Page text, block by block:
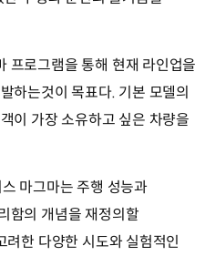
프로그램을 통해 현재 라인업을
하는것이 목표다. 기본 모델의
이 가장 소유하고 싶은 차량을
마그마는 주행 성능과
함의 개념을 재정의할
려한 다양한 시도와 실험적인